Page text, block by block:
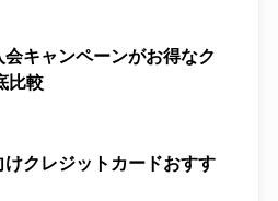
会キャンペーンがお得なク
比較
けクレジットカードおすす